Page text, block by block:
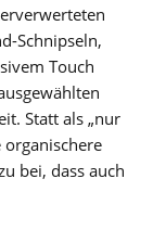
Schnipseln,
Touch
Statt als „nur
organischere
bei, dass auch